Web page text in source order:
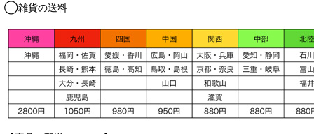
◯雑貨の送料